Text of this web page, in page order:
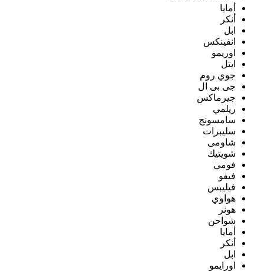
أمايا
أنكر
ابل
انفينكس
اوريمو
ايتل
جوي روم
جى بى ال
جيرماكس
ريلمي
سامسونج
سليبرات
شاومى
شويتيك
فومي
فيفو
فيليبس
هواوي
هونر
شواحن
أمايا
أنكر
ابل
اورايمو